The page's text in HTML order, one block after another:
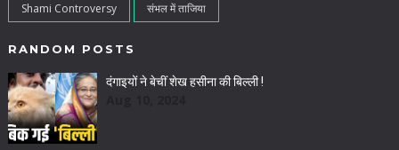
Shami Controversy संभल में ताजिया
RANDOM POSTS
दंगाइयों ने बेचीं शेख हसीना की बिल्ली !